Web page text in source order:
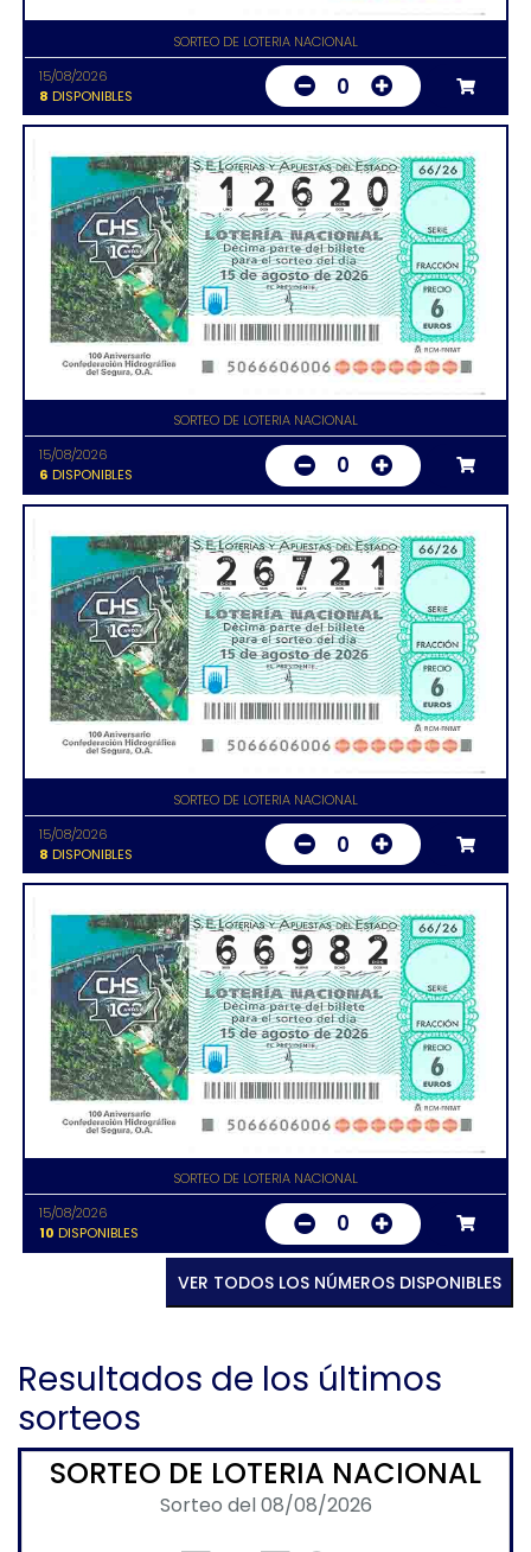
SORTEO DE LOTERIA NACIONAL
15/08/2026
8 DISPONIBLES 0
SORTEO DE LOTERIA NACIONAL
15/08/2026
6 DISPONIBLES 0
SORTEO DE LOTERIA NACIONAL
15/08/2026
8 DISPONIBLES 0
SORTEO DE LOTERIA NACIONAL
15/08/2026
10 DISPONIBLES 0
VER TODOS LOS NÚMEROS DISPONIBLES
Resultados de los últimos
sorteos
SORTEO DE LOTERIA NACIONAL
Sorteo del 08/08/2026